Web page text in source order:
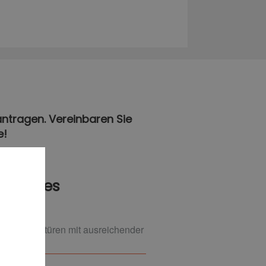
Vereinbaren Sie
Bades
Schiebetüren mit ausreichender